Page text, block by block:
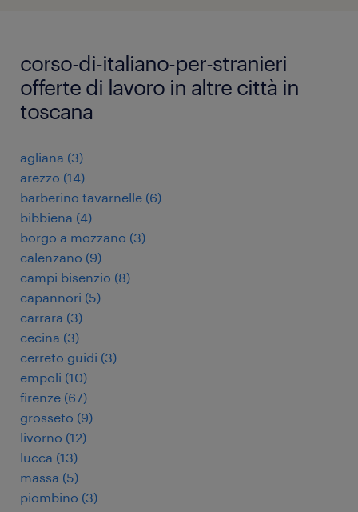
corso-di-italiano-per-stranieri
offerte di lavoro in altre città in
toscana
agliana (3)
arezzo (14)
barberino tavarnelle (6)
bibbiena (4)
borgo a mozzano (3)
calenzano (9)
campi bisenzio (8)
capannori (5)
carrara (3)
cecina (3)
cerreto guidi (3)
empoli (10)
firenze (67)
grosseto (9)
livorno (12)
lucca (13)
massa (5)
piombino (3)